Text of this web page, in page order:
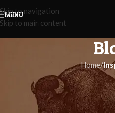
Skip to navigation
Skip to main content
MENU
Home/
Green interior
adminOn